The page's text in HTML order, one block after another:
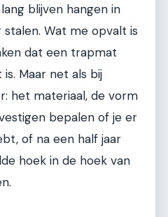
blijven hangen in
Wat me opvalt is
dat een trapmat
Maar net als bij
het materiaal, de vorm
bepalen of je er
of na een half jaar
hoek in de hoek van